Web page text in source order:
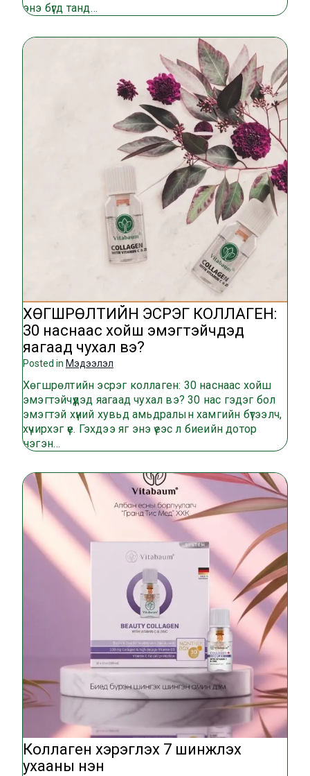
энэ бүгд танд…
ХӨГШРӨЛТИЙН ЭСРЭГ КОЛЛАГЕН:
30 наснаас хойш эмэгтэйчүүдэд
яагаад чухал вэ?
Posted in Мэдээлэл
Хөгшрөлтийн эсрэг коллаген: 30 наснаас хойш
эмэгтэйчүүдэд яагаад чухал вэ? 30 нас гэдэг бол
эмэгтэй хүний хувьд амьдралын хамгийн бүтээлч,
хүчирхэг үе. Гэхдээ яг энэ үеэс л биеийн дотор
нэгэн…
Коллаген хэрэглэх 7 шинжлэх
ухааны үнэн